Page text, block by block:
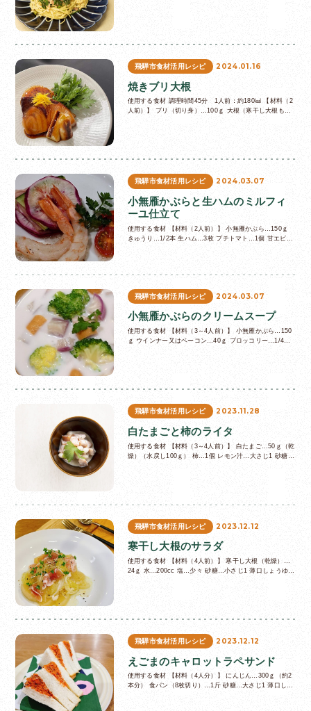
飛騨市食材活用レシピ 2024.01.16
焼きブリ大根
使用する食材 調理時間45分 1人前：約180㎉ 【材料（2
人前）】 ブリ（切り身）…100ｇ 大根（寒干し大根も
飛騨市食材活用レシピ 2024.03.07
小無雁かぶらと生ハムのミルフィ
ーユ仕立て
使用する食材 【材料（2人前）】 小無雁かぶら…150ｇ
きゅうり…1/2本 生ハム…3枚 プチトマト…1個 甘エビ、
飛騨市食材活用レシピ 2024.03.07
小無雁かぶらのクリームスープ
使用する食材 【材料（3～4人前）】 小無雁かぶら…150
ｇ ウインナー又はベーコン…40ｇ ブロッコリー…1/4個
飛騨市食材活用レシピ 2023.11.28
白たまごと柿のライタ
使用する食材 【材料（3～4人前）】 白たまご…50ｇ（乾
燥）（水戻し100ｇ） 柿…1個 レモン汁…大さじ1 砂糖…
飛騨市食材活用レシピ 2023.12.12
寒干し大根のサラダ
使用する食材 【材料（4人前）】 寒干し大根（乾燥）…
24ｇ 水…200cc 塩…少々 砂糖…小さじ1 薄口しょうゆ…
飛騨市食材活用レシピ 2023.12.12
えごまのキャロットラペサンド
使用する食材 【材料（4人分）】 にんじん…300ｇ（約2
本分） 食パン（8枚切り）…1斤 砂糖…大さじ1 薄口しょ